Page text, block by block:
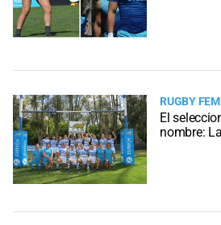
RUGBY
El
nombre: